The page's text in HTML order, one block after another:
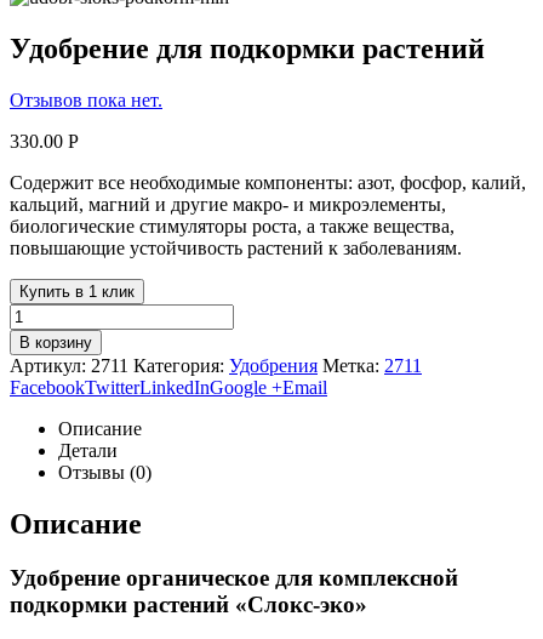
Удобрение для подкормки растений
Отзывов пока нет.
330.00 Р
Содержит все необходимые компоненты: азот, фосфор, калий,
кальций, магний и другие макро- и микроэлементы,
биологические стимуляторы роста, а также вещества,
повышающие устойчивость растений к заболеваниям.
Купить в 1 клик
В корзину
Артикул: 2711 Категория: Удобрения Метка: 2711
FacebookTwitterLinkedInGoogle +Email
Описание
Детали
Отзывы (0)
Описание
Удобрение органическое для комплексной
подкормки растений «Слокс-эко»